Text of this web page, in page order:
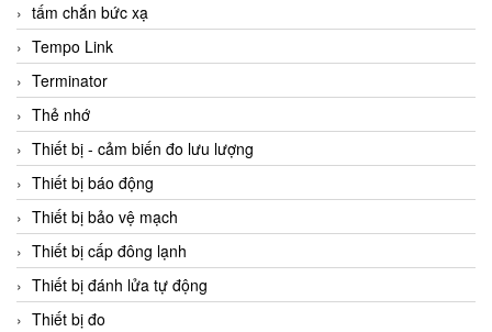
tấm chắn bức xạ
Tempo Link
Terminator
Thẻ nhớ
Thiết bị - cảm biến đo lưu lượng
Thiết bị báo động
Thiết bị bảo vệ mạch
Thiết bị cấp đông lạnh
Thiết bị đánh lửa tự động
Thiết bị đo